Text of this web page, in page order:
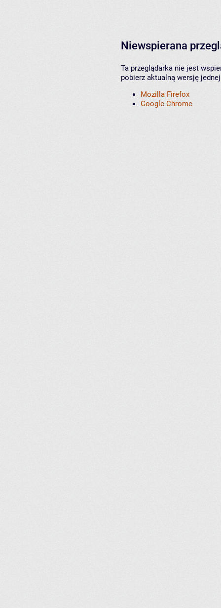
Niewspierana
Ta przeglądarka nie jest
pobierz aktualną wersję
Mozilla Firefox
Google Chrome